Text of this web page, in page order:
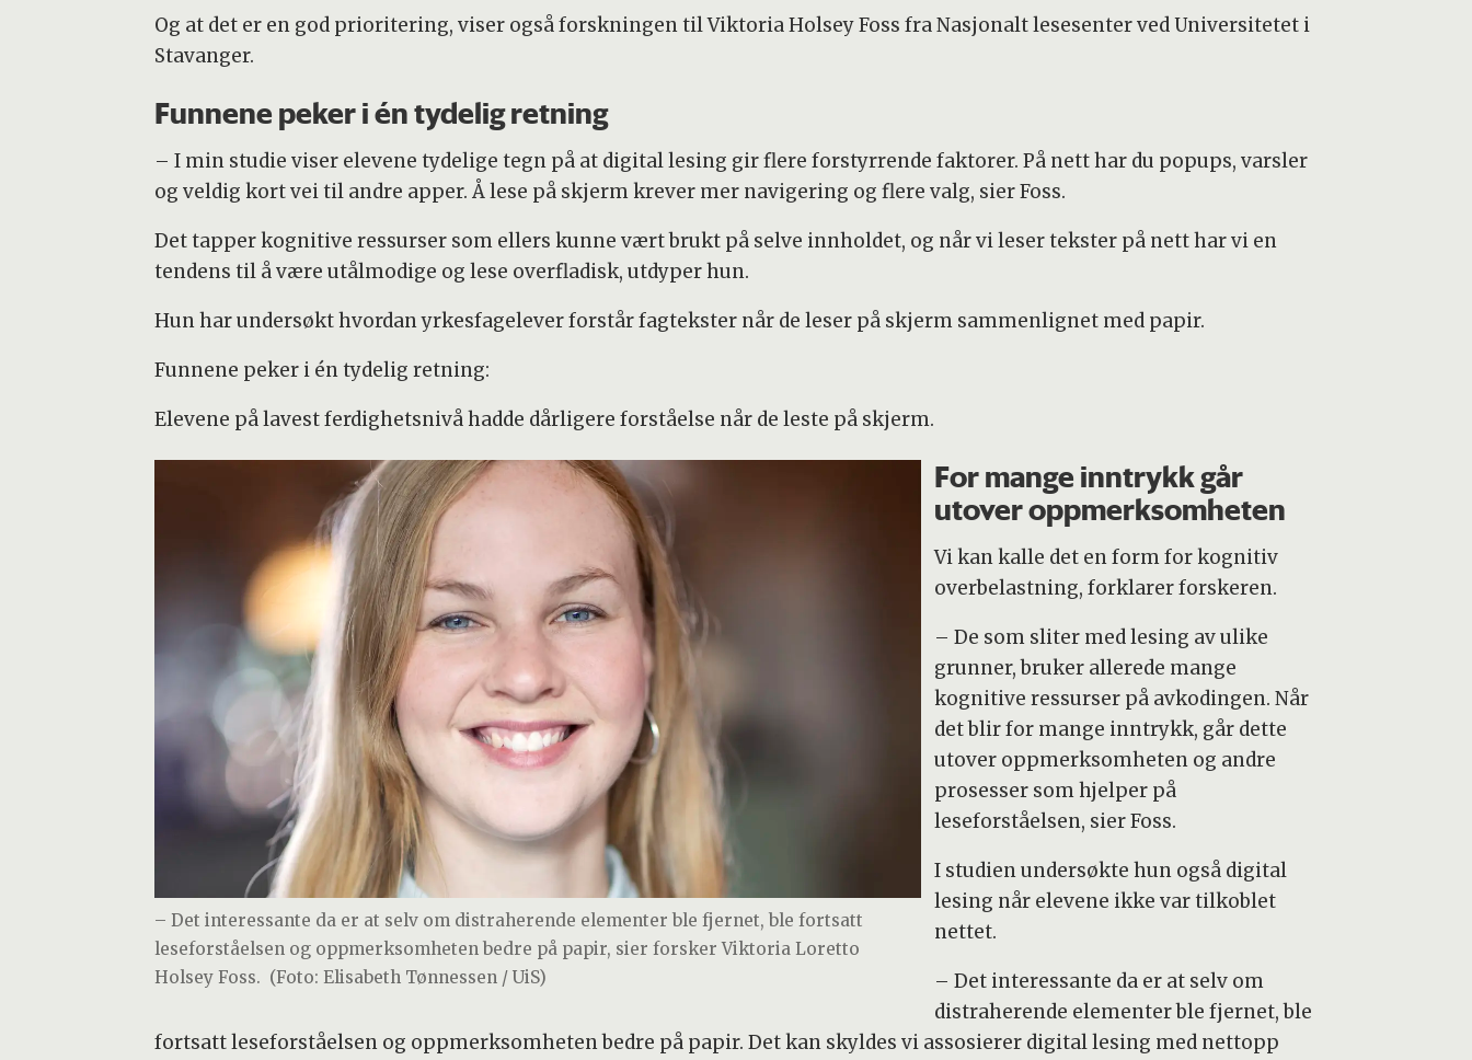
Og at det er en god prioritering, viser også forskningen til Viktoria Holsey Foss fra Nasjonalt lesesenter ved Universitetet i
Stavanger.
Funnene peker i én tydelig retning
– I min studie viser elevene tydelige tegn på at digital lesing gir flere forstyrrende faktorer. På nett har du popups, varsler
og veldig kort vei til andre apper. Å lese på skjerm krever mer navigering og flere valg, sier Foss.
Det tapper kognitive ressurser som ellers kunne vært brukt på selve innholdet, og når vi leser tekster på nett har vi en
tendens til å være utålmodige og lese overfladisk, utdyper hun.
Hun har undersøkt hvordan yrkesfagelever forstår fagtekster når de leser på skjerm sammenlignet med papir.
Funnene peker i én tydelig retning:
Elevene på lavest ferdighetsnivå hadde dårligere forståelse når de leste på skjerm.
– Det interessante da er at selv om distraherende elementer ble fjernet, ble fortsatt
leseforståelsen og oppmerksomheten bedre på papir, sier forsker Viktoria Loretto
Holsey Foss. (Foto: Elisabeth Tønnessen / UiS)
For mange inntrykk går
utover oppmerksomheten
Vi kan kalle det en form for kognitiv
overbelastning, forklarer forskeren.
– De som sliter med lesing av ulike
grunner, bruker allerede mange
kognitive ressurser på avkodingen. Når
det blir for mange inntrykk, går dette
utover oppmerksomheten og andre
prosesser som hjelper på
leseforståelsen, sier Foss.
I studien undersøkte hun også digital
lesing når elevene ikke var tilkoblet
nettet.
– Det interessante da er at selv om
distraherende elementer ble fjernet, ble
fortsatt leseforståelsen og oppmerksomheten bedre på papir. Det kan skyldes vi assosierer digital lesing med nettopp